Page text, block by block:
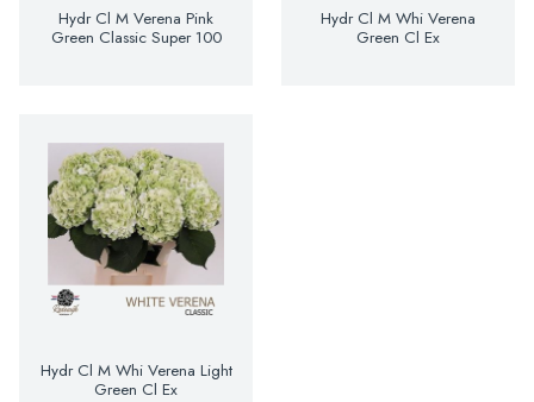
Hydr Cl M Verena Pink
Green Classic Super 100
Hydr Cl M Whi Verena
Green Cl Ex
Hydr Cl M Whi Verena Light
Green Cl Ex